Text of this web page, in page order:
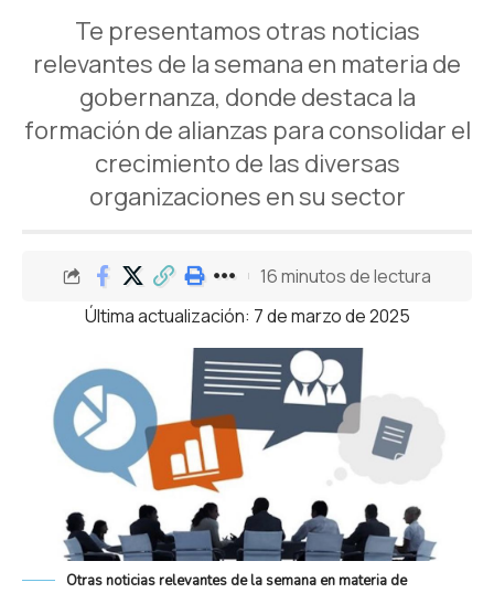
Te presentamos otras noticias
relevantes de la semana en materia de
gobernanza, donde destaca la
formación de alianzas para consolidar el
crecimiento de las diversas
organizaciones en su sector
Última actualización: 7 de marzo de 2025
16 minutos de lectura
Otras noticias relevantes de la semana en materia de